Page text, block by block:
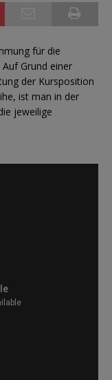
für die
Auf Grund einer
der Kursposition
ist man in der
jeweilige